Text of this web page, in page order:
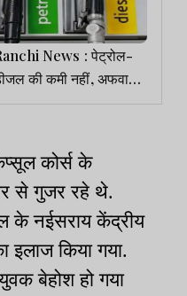
News : पेट्रोल-
की कमी नहीं, अफवाहों
भरोसा न करें- SDO
कोर्स के
से गुजर रहे थे.
के नईसराय केंद्रीय
इलाज किया गया.
बेहोश हो गया